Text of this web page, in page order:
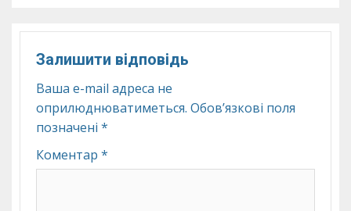
Залишити відповідь
Ваша e-mail адреса не
оприлюднюватиметься. Обов’язкові поля
позначені *
Коментар *